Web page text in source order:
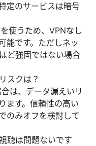
定のサービスは暗号
使うため、VPNなし
能です。ただしネッ
ど強固ではない場合
スクは？
は、データ漏えいリ
ます。信頼性の高い
のみオフを検討して
聴は問題ないです